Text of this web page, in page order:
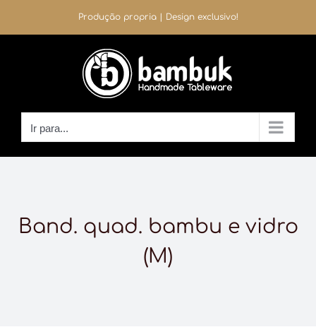
o
Produção propria | Design exclusivo!
Ir para...
Band. quad. bambu e vidro
(M)